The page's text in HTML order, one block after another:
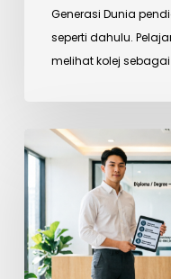
Generasi Dunia
seperti dahulu.
melihat kolej
Belajar
Apa
Untuk
Bergaji
Tinggi?